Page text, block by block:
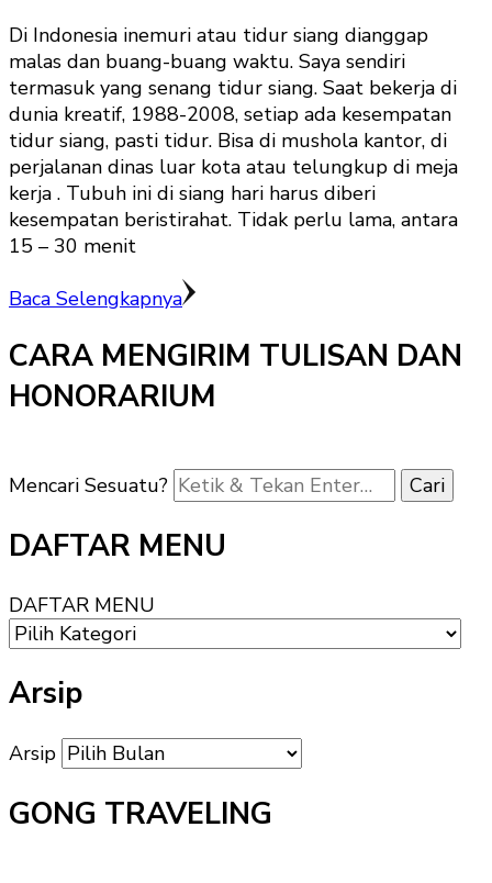
Di Indonesia inemuri atau tidur siang dianggap
malas dan buang-buang waktu. Saya sendiri
termasuk yang senang tidur siang. Saat bekerja di
dunia kreatif, 1988-2008, setiap ada kesempatan
tidur siang, pasti tidur. Bisa di mushola kantor, di
perjalanan dinas luar kota atau telungkup di meja
kerja . Tubuh ini di siang hari harus diberi
kesempatan beristirahat. Tidak perlu lama, antara
15 – 30 menit
Baca Selengkapnya
CARA MENGIRIM TULISAN DAN
HONORARIUM
Mencari Sesuatu?
DAFTAR MENU
DAFTAR MENU
Arsip
Arsip
GONG TRAVELING